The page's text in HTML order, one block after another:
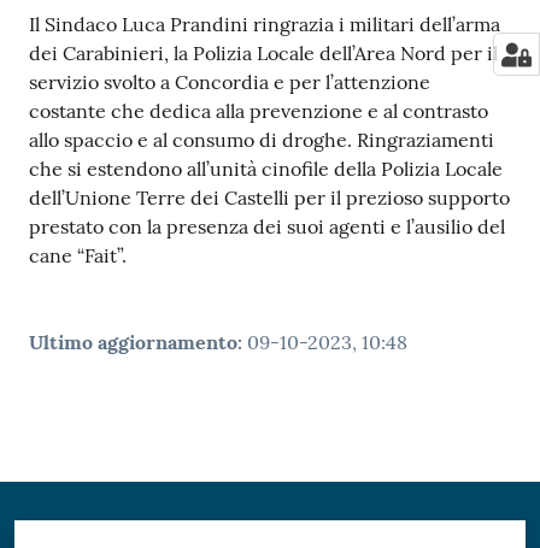
Il Sindaco Luca Prandini ringrazia i militari dell’arma
dei Carabinieri, la Polizia Locale dell’Area Nord per il
servizio svolto a Concordia e per l’attenzione
costante che dedica alla prevenzione e al contrasto
allo spaccio e al consumo di droghe. Ringraziamenti
che si estendono all’unità cinofile della Polizia Locale
dell’Unione Terre dei Castelli per il prezioso supporto
prestato con la presenza dei suoi agenti e l’ausilio del
cane “Fait”.
Ultimo aggiornamento: 09-10-2023, 10:48